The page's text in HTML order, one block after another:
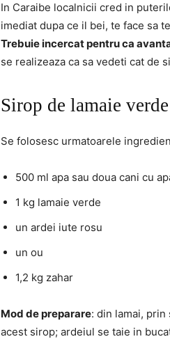
In Caraibe localnicii cred in
imediat dupa ce il bei, te face sa
Trebuie incercat pentru ca
se realizeaza ca sa vedeti cat de
Sirop de lamaie
Se folosesc urmatoarele
500 ml apa sau doua cani cu
1 kg lamaie verde
un ardei iute rosu
un ou
1,2 kg zahar
Mod de preparare: din lamai,
acest sirop; ardeiul se taie in